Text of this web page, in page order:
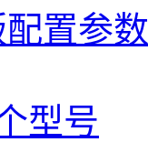
置参数
型号